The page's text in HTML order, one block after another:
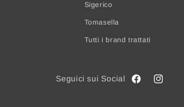
Sigerico
Tomasella
Tutti i brand trattati
FacebookInstagram